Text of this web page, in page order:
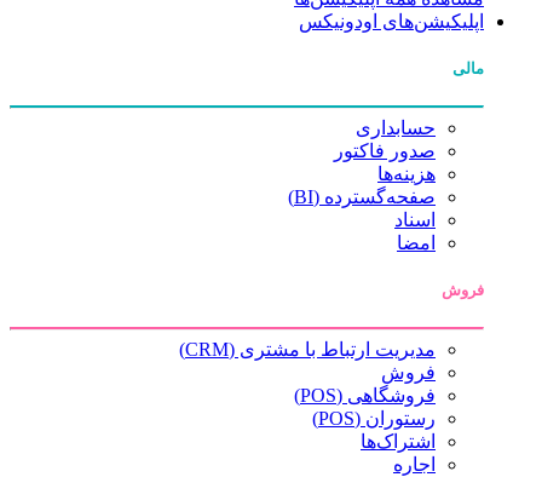
اپلیکیشن‌های اودونیکس
حسابداری
صدور فاکتور
هزینه‌ها
صفحه‌گسترده (BI)
اسناد
امضا
فروش
مدیریت ارتباط با مشتری (CRM)
فروش
فروشگاهی (POS)
رستوران (POS)
اشتراک‌ها
اجاره